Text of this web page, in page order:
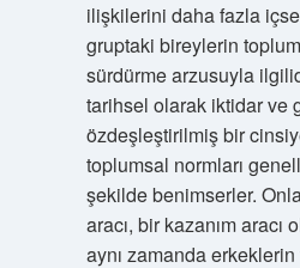
ilişkilerini daha fazla
gruptaki bireylerin
sürdürme arzusuyla
tarihsel olarak iktidar ve
özdeşleştirilmiş bir
toplumsal normları
şekilde benimserler.
aracı, bir kazanım aracı
aynı zamanda erkeklerin